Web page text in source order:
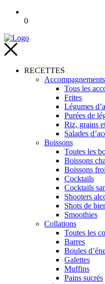
0
RECETTES
Accompagnements
Tous les
Frites
Légumes
Purées de
Riz, grains
Salades
Boissons
Toutes les
Boissons
Boissons
Cocktails
Cocktails
Shooters
Shots de
Smoothies
Collations
Toutes les
Barres
Boules
Galettes
Muffins
Pains sucrés